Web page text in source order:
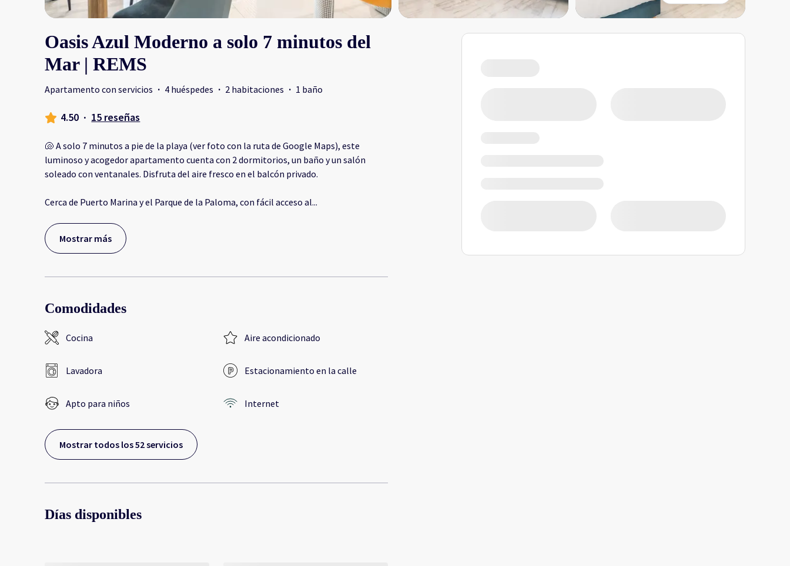
Oasis Azul Moderno a solo 7 minutos del
Mar | REMS
Apartamento con servicios · 4 huéspedes · 2 habitaciones · 1 baño
4.50 · 15 reseñas
🐚 A solo 7 minutos a pie de la playa (ver foto con la ruta de Google Maps), este
luminoso y acogedor apartamento cuenta con 2 dormitorios, un baño y un salón
soleado con ventanales. Disfruta del aire fresco en el balcón privado.
Cerca de Puerto Marina y el Parque de la Paloma, con fácil acceso al...
Mostrar más
Comodidades
Cocina Aire acondicionado
Lavadora Estacionamiento en la calle
Apto para niños Internet
Mostrar todos los 52 servicios
Días disponibles